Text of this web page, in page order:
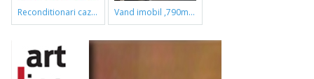
reconditionari cazi de baie vand imobil ,790m,piata gorjului,pret negociabil